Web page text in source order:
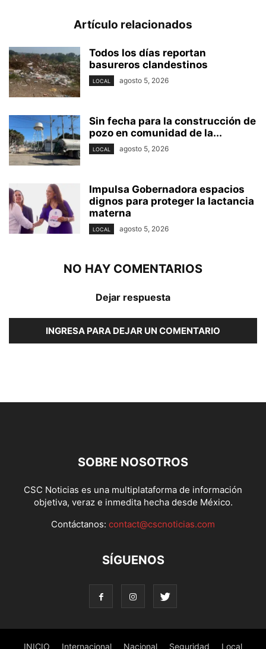
Artículo relacionados
Todos los días reportan
basureros clandestinos
LOCAL agosto 5, 2026
Sin fecha para la construcción de
pozo en comunidad de la...
LOCAL agosto 5, 2026
Impulsa Gobernadora espacios
dignos para proteger la lactancia
materna
LOCAL agosto 5, 2026
NO HAY COMENTARIOS
Dejar respuesta
INGRESA PARA DEJAR UN COMENTARIO
SOBRE NOSOTROS
CSC Noticias es una multiplataforma de información
objetiva, veraz e inmedita hecha desde México.
Contáctanos: contact@cscnoticias.com
SÍGUENOS
INICIO Internacional Nacional Seguridad Local